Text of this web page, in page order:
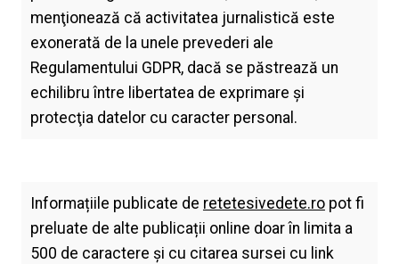
menţionează că activitatea jurnalistică este
exonerată de la unele prevederi ale
Regulamentului GDPR, dacă se păstrează un
echilibru între libertatea de exprimare şi
protecţia datelor cu caracter personal.
Informațiile publicate de retetesivedete.ropot fi
preluate de alte publicații online doar în limita a
500 de caractere și cu citarea sursei cu link